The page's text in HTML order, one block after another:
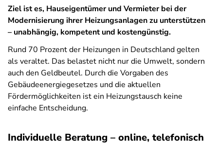
Ziel ist es, Hauseigentümer und Vermieter bei der
Modernisierung ihrer Heizungsanlagen zu unterstützen
– unabhängig, kompetent und kostengünstig.
Rund 70 Prozent der Heizungen in Deutschland gelten
als veraltet. Das belastet nicht nur die Umwelt, sondern
auch den Geldbeutel. Durch die Vorgaben des
Gebäudeenergiegesetzes und die aktuellen
Fördermöglichkeiten ist ein Heizungstausch keine
einfache Entscheidung.
Individuelle Beratung – online, telefonisch